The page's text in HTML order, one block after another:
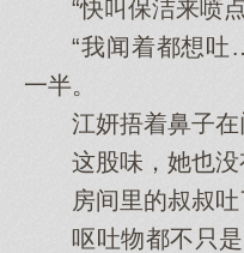
“快叫保洁来喷点
“我闻着都想吐
一半。
江妍捂着鼻子在
这股味，她也没
房间里的叔叔吐
呕吐物都不只是